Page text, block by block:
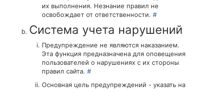
их выполнения. Незнание правил не
освобождает от ответственности. #
Система учета нарушений
Предупреждение не являются наказанием.
Эта функция предназначена для оповещения
пользователей о нарушениях с их стороны
правил сайта. #
Основная цель предупреждений - указать на